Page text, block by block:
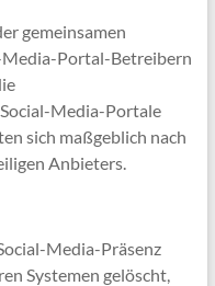
gemeinsamen
Portal-Betreibern
Media-Portale
sich maßgeblich nach
Anbieters.
Media-Präsenz
Systemen gelöscht,